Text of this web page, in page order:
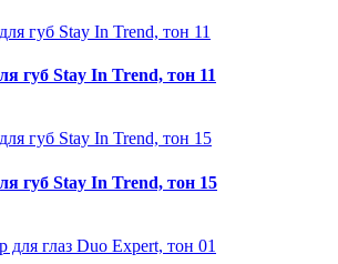
губ Stay In Trend, тон 11
губ Stay In Trend, тон 15